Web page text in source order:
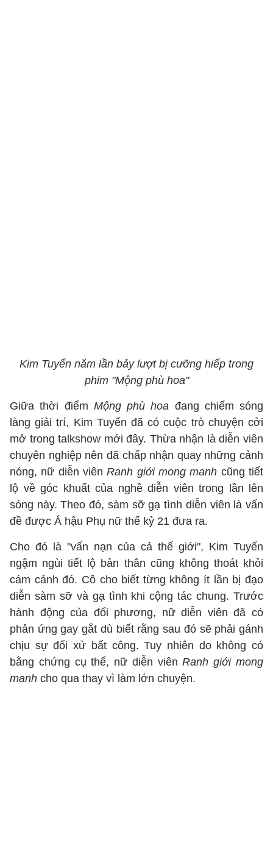
Kim Tuyến năm lần bảy lượt bị cưỡng hiếp trong
phim "Mộng phù hoa"
Giữa thời điểm Mộng phù hoa đang chiếm sóng
làng giải trí, Kim Tuyến đã có cuộc trò chuyện cởi
mở trong talkshow mới đây. Thừa nhận là diễn viên
chuyên nghiệp nên đã chấp nhận quay những cảnh
nóng, nữ diễn viênRanh giới mong manh cũng tiết
lộ về góc khuất của nghề diễn viên trong lần lên
sóng này. Theo đó, sàm sỡ gạ tình diễn viên là vấn
đề được Á hậu Phụ nữ thế kỷ 21 đưa ra.
Cho đó là "vấn nạn của cả thế giới", Kim Tuyến
ngậm ngùi tiết lộ bản thân cũng không thoát khỏi
cám cảnh đó. Cô cho biết từng không ít lần bị đạo
diễn sàm sỡ và gạ tình khi cộng tác chung. Trước
hành động của đối phương, nữ diễn viên đã có
phản ứng gay gắt dù biết rằng sau đó sẽ phải gánh
chịu sự đối xử bất công. Tuy nhiên do không có
bằng chứng cụ thể, nữ diễn viênRanh giới mong
manh cho qua thay vì làm lớn chuyện.